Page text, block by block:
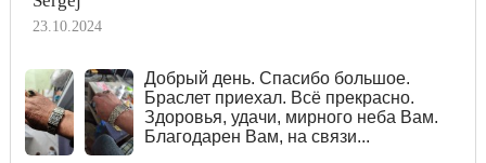
23.10.2024
Добрый день. Спасибо большое.
Браслет приехал. Всё прекрасно.
Здоровья, удачи, мирного неба Вам.
Благодарен Вам, на связи...